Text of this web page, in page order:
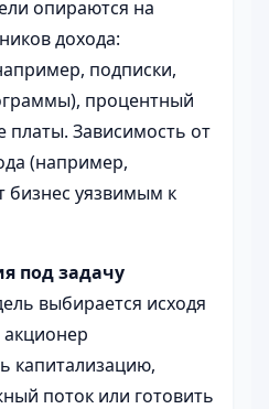
опираются на
дохода:
подписки,
процентный
платы. Зависимость от
(например,
бизнес уязвимым к
под задачу
выбирается исходя
акционер
капитализацию,
поток или готовить